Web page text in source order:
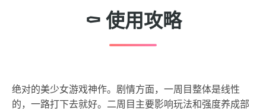
⚰️ 使用攻略
绝对的美少女游戏神作。剧情方面，一周目整体是线性
的，一路打下去就好。二周目主要影响玩法和强度养成部